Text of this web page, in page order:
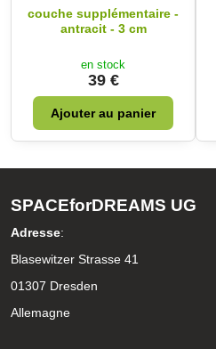
couche supplémentaire -
antracit - 3 cm
en stock
39 €
Ajouter au panier
SPACEforDREAMS UG
Adresse:
Blasewitzer Strasse 41
01307 Dresden
Allemagne